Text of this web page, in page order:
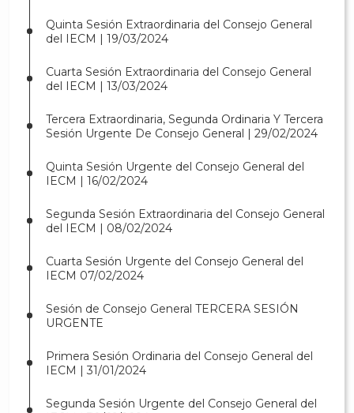
Quinta Sesión Extraordinaria del Consejo General
del IECM | 19/03/2024
Cuarta Sesión Extraordinaria del Consejo General
del IECM | 13/03/2024
Tercera Extraordinaria, Segunda Ordinaria Y Tercera
Sesión Urgente De Consejo General | 29/02/2024
Quinta Sesión Urgente del Consejo General del
IECM | 16/02/2024
Segunda Sesión Extraordinaria del Consejo General
del IECM | 08/02/2024
Cuarta Sesión Urgente del Consejo General del
IECM 07/02/2024
Sesión de Consejo General TERCERA SESIÓN
URGENTE
Primera Sesión Ordinaria del Consejo General del
IECM | 31/01/2024
Segunda Sesión Urgente del Consejo General del